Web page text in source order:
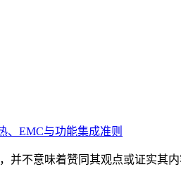
EMC与功能集成准则
并不意味着赞同其观点或证实其